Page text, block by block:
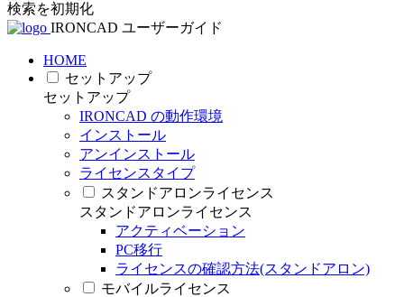
検索を初期化
IRONCAD ユーザーガイド
HOME
セットアップ
セットアップ
IRONCAD の動作環境
インストール
アンインストール
ライセンスタイプ
スタンドアロンライセンス
スタンドアロンライセンス
アクティベーション
PC移行
ライセンスの確認方法(スタンドアロン)
モバイルライセンス